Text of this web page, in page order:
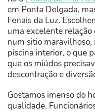
em Ponta Delgada,
Fenais da Luz.
uma excelente
num sitio
piscina interior, o que
que os miúdos
descontração e
Gostamos imenso do
qualidade.